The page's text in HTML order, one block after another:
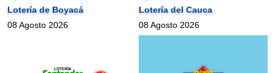
Lotería de Boyacá
08 Agosto 2026
Lotería del Cauca
08 Agosto 2026